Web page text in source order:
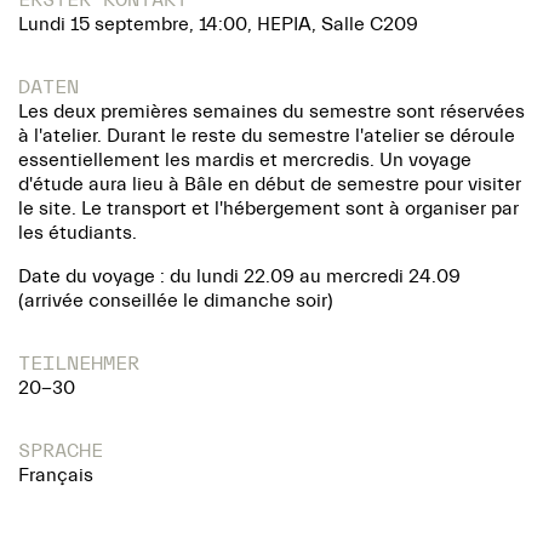
Lundi 15 septembre, 14:00, HEPIA, Salle C209
DATEN
Les deux premières semaines du semestre sont réservées
à l'atelier. Durant le reste du semestre l'atelier se déroule
essentiellement les mardis et mercredis. Un voyage
d'étude aura lieu à Bâle en début de semestre pour visiter
le site. Le transport et l'hébergement sont à organiser par
les étudiants.
Date du voyage : du lundi 22.09 au mercredi 24.09
(arrivée conseillée le dimanche soir)
TEILNEHMER
20-30
SPRACHE
Français